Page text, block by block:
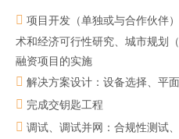
 项目开发（单独或与合作伙伴
术和经济可行性研究、城市规划
融资项目的实施
 解决方案设计：设备选择、平
 完成交钥匙工程
 调试、调试并网：合规性测试